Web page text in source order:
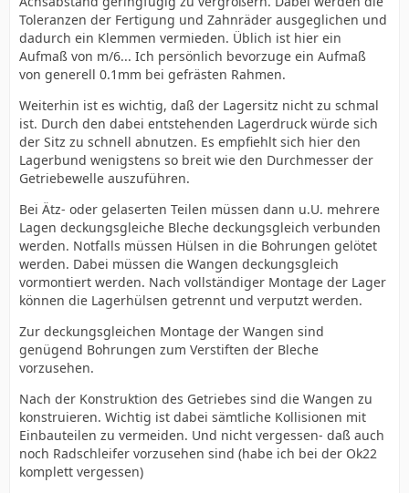
Toleranzen der Fertigung und Zahnräder ausgeglichen und
dadurch ein Klemmen vermieden. Üblich ist hier ein
Aufmaß von m/6... Ich persönlich bevorzuge ein Aufmaß
von generell 0.1mm bei gefrästen Rahmen.
Weiterhin ist es wichtig, daß der Lagersitz nicht zu schmal
ist. Durch den dabei entstehenden Lagerdruck würde sich
der Sitz zu schnell abnutzen. Es empfiehlt sich hier den
Lagerbund wenigstens so breit wie den Durchmesser der
Getriebewelle auszuführen.
Bei Ätz- oder gelaserten Teilen müssen dann u.U. mehrere
Lagen deckungsgleiche Bleche deckungsgleich verbunden
werden. Notfalls müssen Hülsen in die Bohrungen gelötet
werden. Dabei müssen die Wangen deckungsgleich
vormontiert werden. Nach vollständiger Montage der Lager
können die Lagerhülsen getrennt und verputzt werden.
Zur deckungsgleichen Montage der Wangen sind
genügend Bohrungen zum Verstiften der Bleche
vorzusehen.
Nach der Konstruktion des Getriebes sind die Wangen zu
konstruieren. Wichtig ist dabei sämtliche Kollisionen mit
Einbauteilen zu vermeiden. Und nicht vergessen- daß auch
noch Radschleifer vorzusehen sind (habe ich bei der Ok22
komplett vergessen)